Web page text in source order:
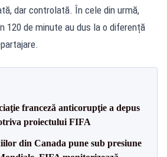
dar controlată. În cele din urmă,
120 de minute au dus la o diferență
franceză anticorupţie a depus
proiectului FIFA
din Canada pune sub presiune